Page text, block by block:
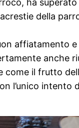
ha
della
affiatamento
anche
il frutto
l’unico